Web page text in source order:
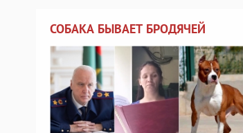
СОБАКА БЫВАЕТ БРОДЯЧЕЙ